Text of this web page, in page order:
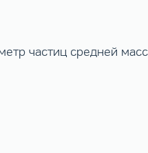
частиц средней